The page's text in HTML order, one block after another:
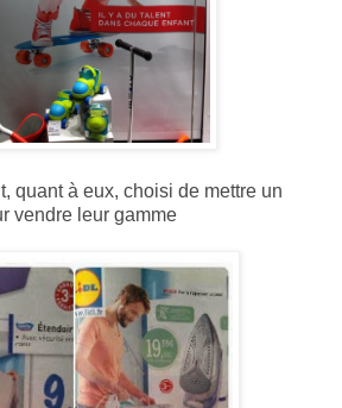
quant à eux, choisi de mettre un
vendre leur gamme